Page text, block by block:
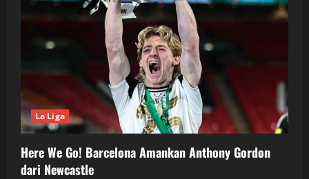
La Liga
Here We Go! Barcelona Amankan Anthony Gordon
dari Newcastle